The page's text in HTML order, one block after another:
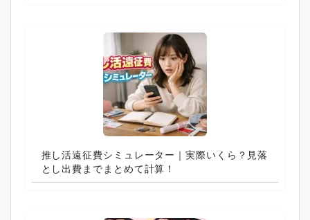
推し活遠征費シミュレーター｜実際いくら？見落
とし出費までまとめて計算！